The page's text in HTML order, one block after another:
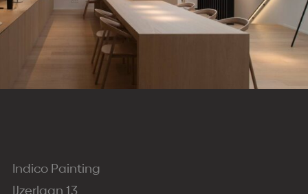
Indico Painting
IJzerlaan 13